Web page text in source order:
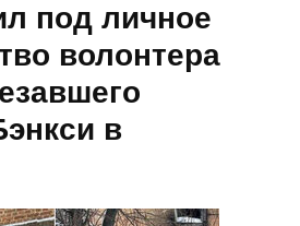
под личное
волонтера
в